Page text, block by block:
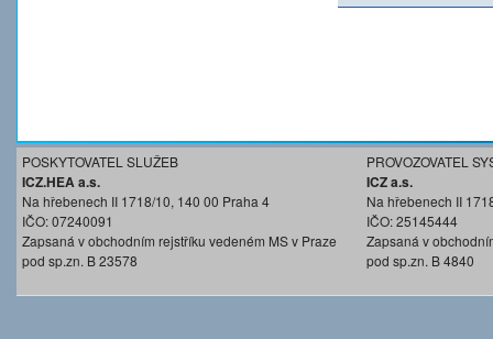
POSKYTOVATEL SLUŽEB
ICZ.HEA a.s.
Na hřebenech II 1718/10, 140 00 Praha 4
IČO: 07240091
Zapsaná v obchodním rejstříku vedeném MS v Praze
pod sp.zn. B 23578
PROVOZOVATEL
ICZ a.s.
Na hřebenech II
IČO: 25145444
Zapsaná v
pod sp.zn. B 4840